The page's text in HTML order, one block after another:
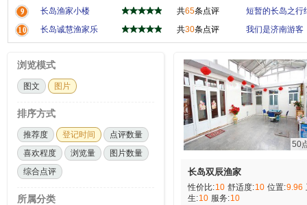
长岛渔家小楼
共65条点评
短暂的长岛之行
长岛诚慧渔家乐
共30条点评 我们是济南游客
浏览模式
图文 图片
排序方式
推荐度 登记时间
点评数量
喜欢程度
浏览量
图片数量
综合点评
所属分类
50
长岛双辰渔家
性价比:10 舒适度:10 位置:9.96
生:10 服务:10